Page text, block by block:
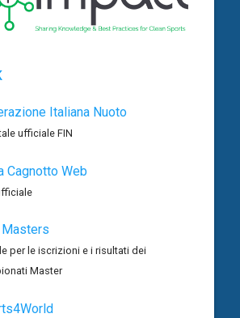
Italiana Nuoto
ufficiale FIN
Cagnotto Web
Masters
per le iscrizioni e i risultati dei
Master